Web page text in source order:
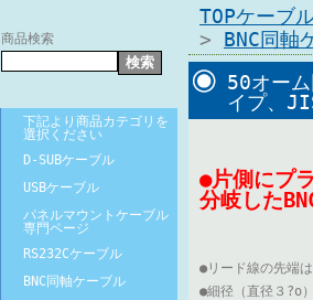
商品検索
下記より商品カテゴリを
選択ください
D-SUBケーブル
USBケーブル
パネルマウントケーブル
専門ページ
RS232Cケーブル
BNC同軸ケーブル
TOPケーブ
> BNC同軸
50オー
イプ、
●片側にプ
分岐した
●リード線の先端
●細径（直径３?o